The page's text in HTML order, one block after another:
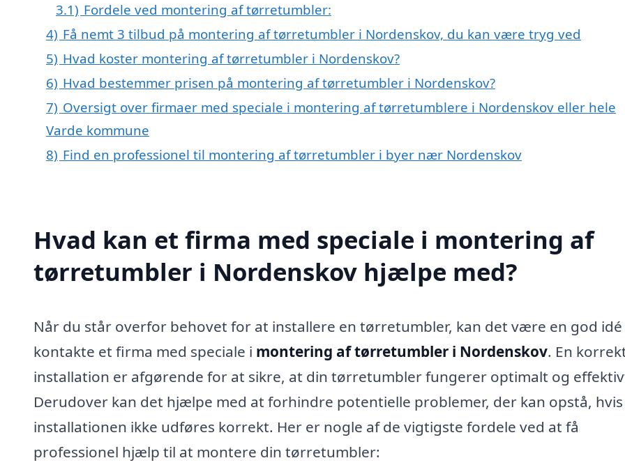
3.1) Fordele ved montering af tørretumbler:
4) Få nemt 3 tilbud på montering af tørretumbler i Nordenskov, du kan være tryg ved
5) Hvad koster montering af tørretumbler i Nordenskov?
6) Hvad bestemmer prisen på montering af tørretumbler i Nordenskov?
7) Oversigt over firmaer med speciale i montering af tørretumblere i Nordenskov eller hele
Varde kommune
8) Find en professionel til montering af tørretumbler i byer nær Nordenskov
Hvad kan et firma med speciale i montering af
tørretumbler i Nordenskov hjælpe med?
Når du står overfor behovet for at installere en tørretumbler, kan det være en god
kontakte et firma med speciale i montering af tørretumbler i Nordenskov. En
installation er afgørende for at sikre, at din tørretumbler fungerer optimalt og
Derudover kan det hjælpe med at forhindre potentielle problemer, der kan opstå, hvis
installationen ikke udføres korrekt. Her er nogle af de vigtigste fordele ved at få
professionel hjælp til at montere din tørretumbler: